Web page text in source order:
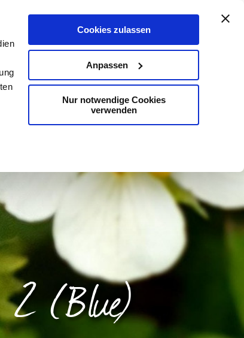
Cookies zulassen
Anpassen
Nur notwendige Cookies
verwenden
Contact Search De En
2 (Blue)